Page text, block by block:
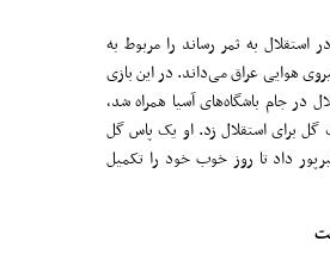
استقلال به ثمر رساند را مربوط به
هوایی عراق می‌داند. در این بازی
در جام باشگاه‌های آسیا همراه شد،
برای استقلال زد. او یک پاس گل
داد تا روز خوب خود را تکمیل